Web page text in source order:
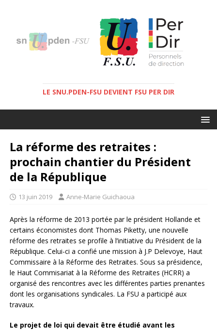
LE SNU.PDEN-FSU DEVIENT FSU PER DIR
La réforme des retraites :
prochain chantier du Président
de la République
13 juin 2019 Anne-Marie Guichaoua
Après la réforme de 2013 portée par le président Hollande et
certains économistes dont Thomas Piketty, une nouvelle
réforme des retraites se profile à l’initiative du Président de la
République. Celui-ci a confié une mission à J.P Delevoye, Haut
Commissaire à la Réforme des Retraites. Sous sa présidence,
le Haut Commisariat à la Réforme des Retraites (HCRR) a
organisé des rencontres avec les différentes parties prenantes
dont les organisations syndicales. La FSU a participé aux
travaux.
Le projet de loi qui devait être étudié avant les